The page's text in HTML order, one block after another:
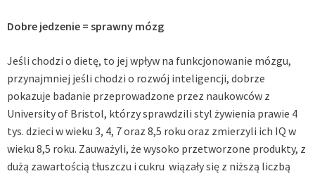
Dobre jedzenie = sprawny mózg
Jeśli chodzi o dietę, to jej wpływ na funkcjonowanie mózgu,
przynajmniej jeśli chodzi o rozwój inteligencji, dobrze
pokazuje badanie przeprowadzone przez naukowców z
University of Bristol, którzy sprawdzili styl żywienia prawie 4
tys. dzieci w wieku 3, 4, 7 oraz 8,5 roku oraz zmierzyli ich IQ w
wieku 8,5 roku. Zauważyli, że wysoko przetworzone produkty, z
dużą zawartością tłuszczu i cukru wiązały się z niższą liczbą